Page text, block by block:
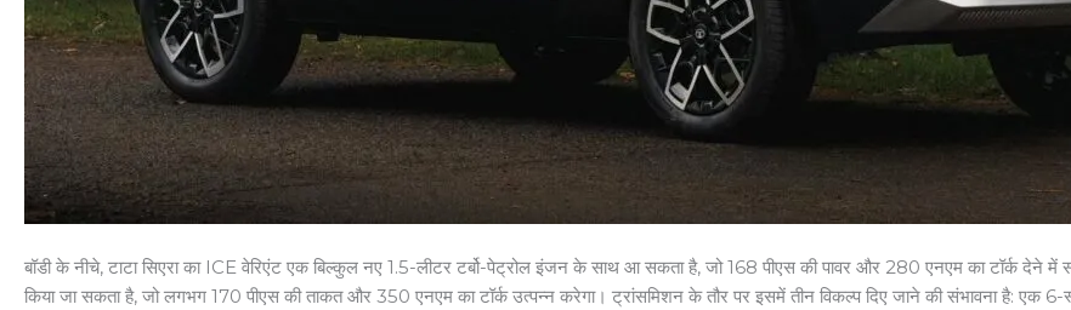
बॉडी के नीचे, टाटा सिएरा का ICE वेरिएंट एक बिल्कुल नए 1.5-लीटर टर्बो-पेट्रोल इंजन के साथ आ सकता है, जो 168 पीएस की पावर और 280 एनएम का टॉर्क देने
किया जा सकता है, जो लगभग 170 पीएस की ताकत और 350 एनएम का टॉर्क उत्पन्न करेगा। ट्रांसमिशन के तौर पर इसमें तीन विकल्प दिए जाने की संभावना है: एक